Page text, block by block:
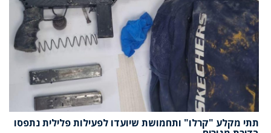
תתי מקלע "קרלו" ותחמושת שיועדו לפעילות פלילית נתפסו